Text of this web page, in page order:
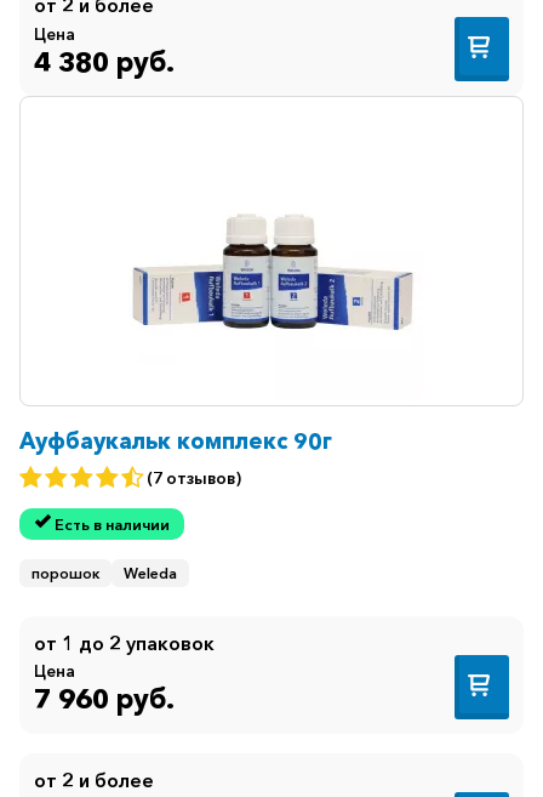
Минеральный
обмен
Наружные
Паркинсон
Противовоспалительные
Противогрибковые
Противоопухолевые
Противоэпилептические
Прочее
Сердечные
от 2 и более
Цена
4 380 руб.
Ауфбаукальк комплекс 90г
(7 отзывов)
Есть в наличии
порошок Weleda
от 1 до 2 упаковок
Цена
7 960 руб.
от 2 и более